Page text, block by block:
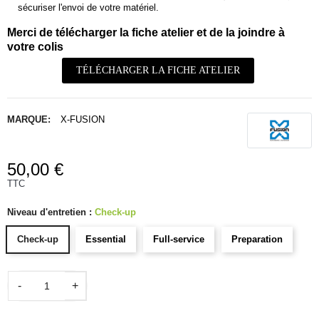
sécuriser l'envoi de votre matériel.
Merci de télécharger la fiche atelier et de la joindre à
votre colis
TÉLÉCHARGER LA FICHE ATELIER
MARQUE: X-FUSION
50,00 €
TTC
Niveau d'entretien : Check-up
Check-up Essential Full-service Preparation
- +